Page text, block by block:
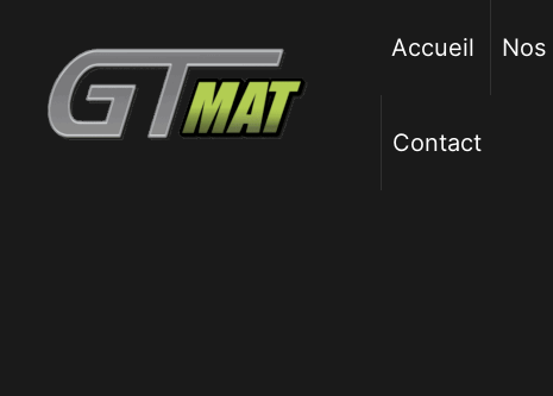
contenu
Accueil Nos
Contact